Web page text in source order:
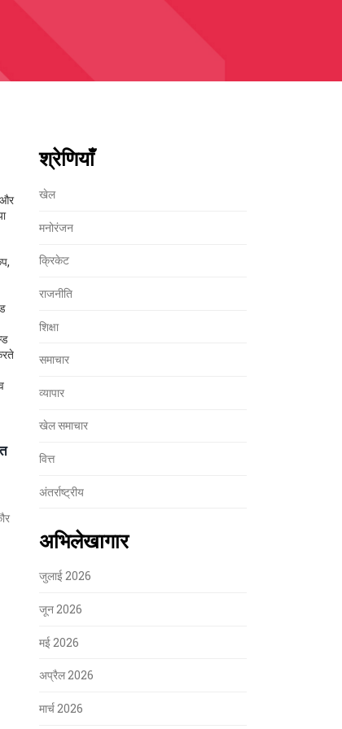
और
,
श्रेणियाँ
खेल
मनोरंजन
क्रिकेट
राजनीति
शिक्षा
समाचार
व्यापार
खेल समाचार
वित्त
अंतर्राष्ट्रीय
अभिलेखागार
जुलाई 2026
जून 2026
मई 2026
अप्रैल 2026
मार्च 2026